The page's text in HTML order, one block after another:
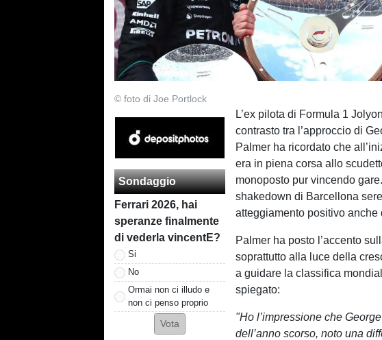
© foto di Joe Portlock
Sondaggio
Ferrari 2026, hai
speranze finalmente
di vederla vincentE?
Si
No
Ormai non ci illudo e
non ci penso proprio
L’ex pilota di Formula 1
contrasto tra l’approccio di
Palmer ha ricordato che
era in piena corsa allo
monoposto pur vincendo
shakedown di Barcellona
atteggiamento positivo
Palmer ha posto l’accento
soprattutto alla luce della
a guidare la classifica
spiegato:
"Ho l’impressione che
dell’anno scorso, noto una